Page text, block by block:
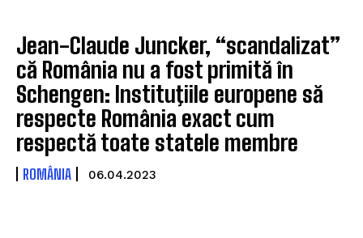
Jean-Claude Juncker, “scandalizat”
că România nu a fost primită în
Schengen: Instituţiile europene să
respecte România exact cum
respectă toate statele membre
ROMÂNIA 06.04.2023